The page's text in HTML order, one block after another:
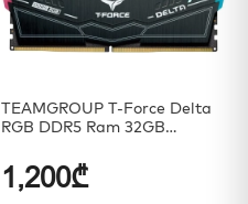
TEAMGROUP T-Force Delta
RGB DDR5 Ram 32GB
1,200₾